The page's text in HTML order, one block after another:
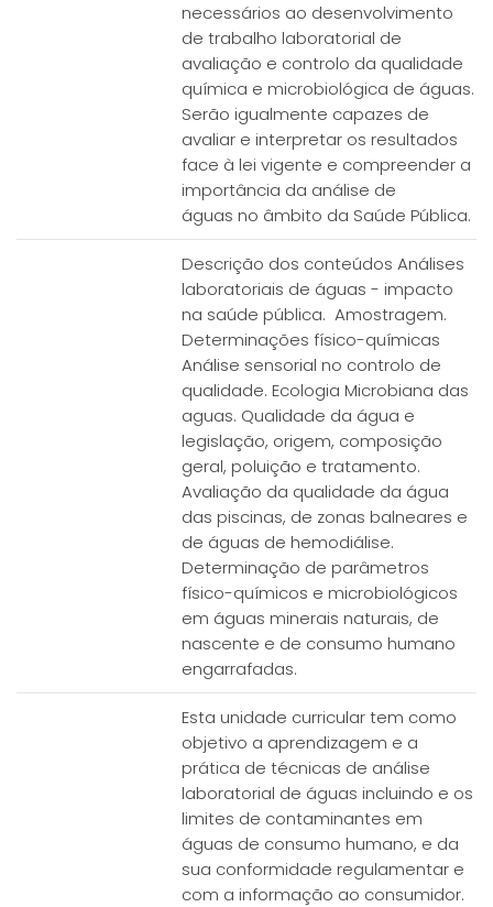
necessários ao desenvolvimento
de trabalho laboratorial de
avaliação e controlo da qualidade
química e microbiológica de águas.
Serão igualmente capazes de
avaliar e interpretar os resultados
face à lei vigente e compreender a
importância da análise de
águas no âmbito da Saúde Pública.
Descrição dos conteúdos Análises
laboratoriais de águas - impacto
na saúde pública. Amostragem.
Determinações físico-químicas
Análise sensorial no controlo de
qualidade. Ecologia Microbiana das
aguas. Qualidade da água e
legislação, origem, composição
geral, poluição e tratamento.
Avaliação da qualidade da água
das piscinas, de zonas balneares e
de águas de hemodiálise.
Determinação de parâmetros
físico-químicos e microbiológicos
em águas minerais naturais, de
nascente e de consumo humano
engarrafadas.
Esta unidade curricular tem como
objetivo a aprendizagem e a
prática de técnicas de análise
laboratorial de águas incluindo e os
limites de contaminantes em
águas de consumo humano, e da
sua conformidade regulamentar e
com a informação ao consumidor.